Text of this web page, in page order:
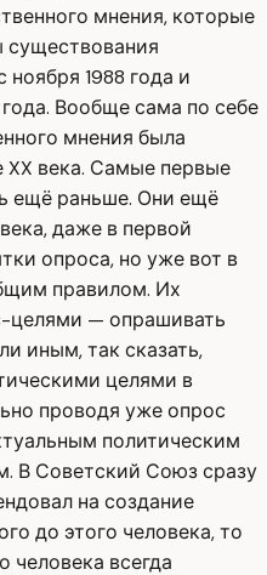
мнения, которые
существования
1988 года и
года. Вообще сама по себе
мнения была
XX века. Самые первые
ещё раньше. Они ещё
даже в первой
опроса, но уже вот в
правилом. Их
целями — опрашивать
иным, так сказать,
целями в
проводя уже опрос
политическим
В Советский Союз сразу
на создание
до этого человека, то
человека всегда